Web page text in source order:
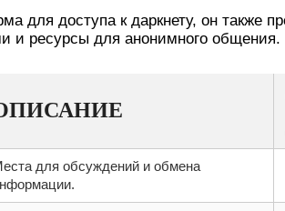
для доступа к даркнету, он также
и ресурсы для анонимного общения.
для обсуждений и обмена